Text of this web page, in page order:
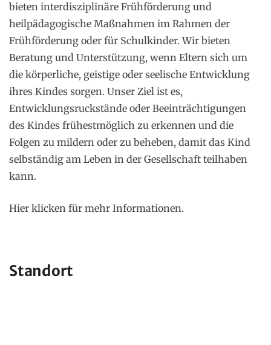
bieten interdisziplinäre Frühförderung und
heilpädagogische Maßnahmen im Rahmen der
Frühförderung oder für Schulkinder. Wir bieten
Beratung und Unterstützung, wenn Eltern sich um
die körperliche, geistige oder seelische Entwicklung
ihres Kindes sorgen. Unser Ziel ist es,
Entwicklungsruckstände oder Beeinträchtigungen
des Kindes frühestmöglich zu erkennen und die
Folgen zu mildern oder zu beheben, damit das Kind
selbständig am Leben in der Gesellschaft teilhaben
kann.
Hier klicken für mehr Informationen.
Standort